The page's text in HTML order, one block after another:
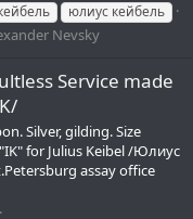
юлиус кейбель
Nevsky
Service made
Silver, gilding. Size
for Julius Keibel /Юлиус
assay office